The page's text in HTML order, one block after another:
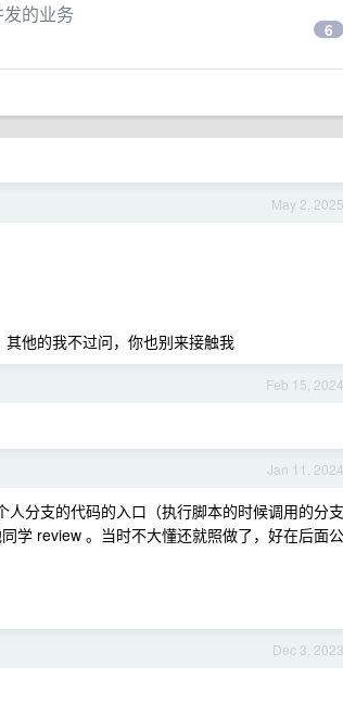
的业务
6
May 2, 2025
他的我不过问，你也别来接触我
Feb 15, 2024
Jan 11, 2024
分支的代码的入口（执行脚本的时候调用的分支
学 review 。当时不大懂还就照做了，好在后面公
Dec 3, 2023